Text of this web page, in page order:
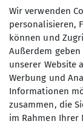
21. -
21.02.2022
15 DAV-
Wir verwenden
personalisieren,
können und
Außerdem
unserer Website
Werbung und
Informationen
zusammen, die
im Rahmen Ihrer